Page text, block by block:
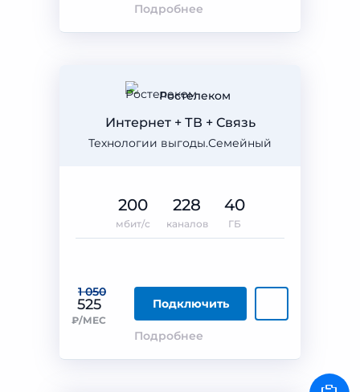
Подробнее
Ростелеком
Технологии выгоды.Семейный
Интернет + ТВ + Связь
1 050
525
₽/МЕС
Подключить
Подробнее
200
мбит/с
228
каналов
40
ГБ